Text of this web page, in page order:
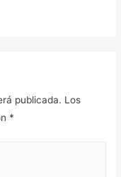
publicada. Los
*